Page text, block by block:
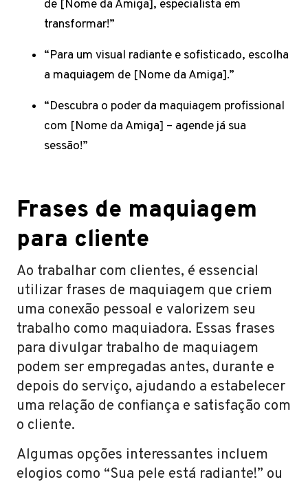
de [Nome da Amiga], especialista em
transformar!”
“Para um visual radiante e sofisticado, escolha
a maquiagem de [Nome da Amiga].”
“Descubra o poder da maquiagem profissional
com [Nome da Amiga] – agende já sua
sessão!”
Frases de maquiagem
para cliente
Ao trabalhar com clientes, é essencial
utilizar frases de maquiagem que criem
uma conexão pessoal e valorizem seu
trabalho como maquiadora. Essas frases
para divulgar trabalho de maquiagem
podem ser empregadas antes, durante e
depois do serviço, ajudando a estabelecer
uma relação de confiança e satisfação com
o cliente.
Algumas opções interessantes incluem
elogios como “Sua pele está radiante!” ou